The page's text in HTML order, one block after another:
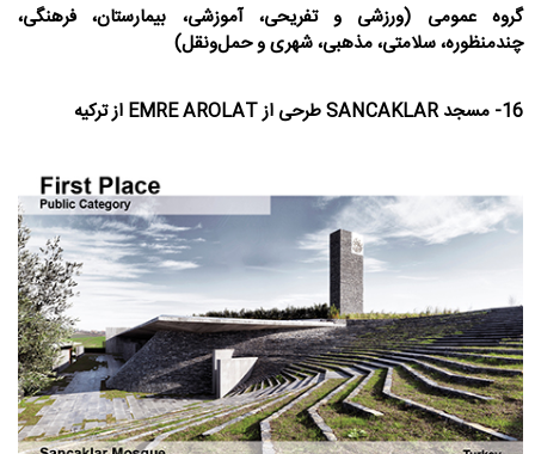
گروه عمومی (ورزشی و تفریحی، آموزشی، بیمارستان، فرهنگی،
چندمنظوره، سلامتی، مذهبی، شهری و حمل‌ونقل)
16- مسجد SANCAKLAR طرحی از EMRE AROLAT از ترکیه